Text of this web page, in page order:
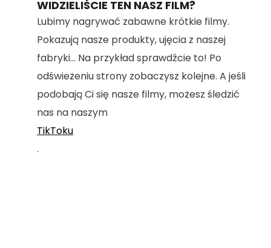
WIDZIELIŚCIE TEN NASZ FILM?
Lubimy nagrywać zabawne krótkie filmy.
Pokazują nasze produkty, ujęcia z naszej
fabryki... Na przykład sprawdźcie to! Po
odświeżeniu strony zobaczysz kolejne. A jeśli
podobają Ci się nasze filmy, możesz śledzić
nas na naszym
TikToku
.